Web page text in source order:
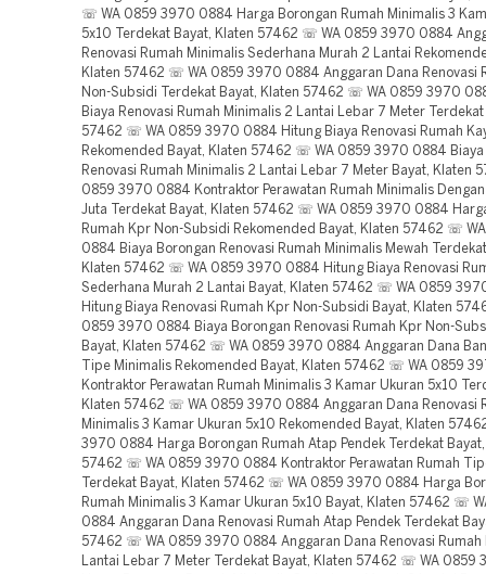
☏ WA 0859 3970 0884 Harga Borongan Rumah Minimalis 3
5x10 Terdekat Bayat, Klaten 57462 ☏ WA 0859 3970 0884
Renovasi Rumah Minimalis Sederhana Murah 2 Lantai
Klaten 57462 ☏ WA 0859 3970 0884 Anggaran Dana Renovasi
Non-Subsidi Terdekat Bayat, Klaten 57462 ☏ WA 0859 3970
Biaya Renovasi Rumah Minimalis 2 Lantai Lebar 7 Meter
57462 ☏ WA 0859 3970 0884 Hitung Biaya Renovasi Rumah
Rekomended Bayat, Klaten 57462 ☏ WA 0859 3970 0884 Biaya
Renovasi Rumah Minimalis 2 Lantai Lebar 7 Meter Bayat, Klaten
0859 3970 0884 Kontraktor Perawatan Rumah Minimalis
Juta Terdekat Bayat, Klaten 57462 ☏ WA 0859 3970 0884
Rumah Kpr Non-Subsidi Rekomended Bayat, Klaten 57462 ☏
0884 Biaya Borongan Renovasi Rumah Minimalis Mewah
Klaten 57462 ☏ WA 0859 3970 0884 Hitung Biaya Renovasi
Sederhana Murah 2 Lantai Bayat, Klaten 57462 ☏ WA 0859
Hitung Biaya Renovasi Rumah Kpr Non-Subsidi Bayat, Klaten
0859 3970 0884 Biaya Borongan Renovasi Rumah Kpr Non-
Bayat, Klaten 57462 ☏ WA 0859 3970 0884 Anggaran Dana
Tipe Minimalis Rekomended Bayat, Klaten 57462 ☏ WA 0859
Kontraktor Perawatan Rumah Minimalis 3 Kamar Ukuran 5x10
Klaten 57462 ☏ WA 0859 3970 0884 Anggaran Dana Renovasi
Minimalis 3 Kamar Ukuran 5x10 Rekomended Bayat, Klaten
3970 0884 Harga Borongan Rumah Atap Pendek Terdekat
57462 ☏ WA 0859 3970 0884 Kontraktor Perawatan Rumah
Terdekat Bayat, Klaten 57462 ☏ WA 0859 3970 0884 Harga
Rumah Minimalis 3 Kamar Ukuran 5x10 Bayat, Klaten 57462 ☏
0884 Anggaran Dana Renovasi Rumah Atap Pendek Terdekat
57462 ☏ WA 0859 3970 0884 Anggaran Dana Renovasi Rumah
Lantai Lebar 7 Meter Terdekat Bayat, Klaten 57462 ☏ WA 0859